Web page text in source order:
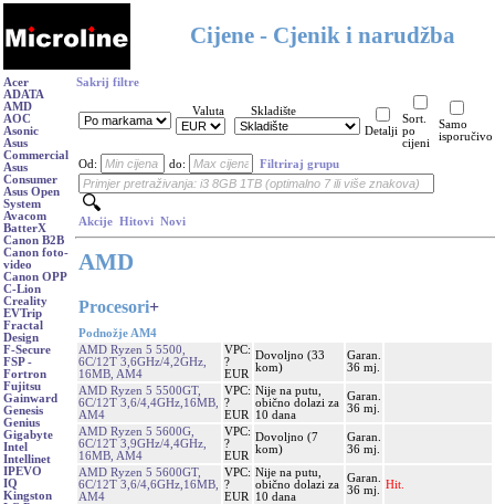
Cijene - Cjenik i narudžba
Acer
ADATA
AMD
AOC
Asonic
Asus
Commercial
Asus
Consumer
Asus Open
System
Avacom
BatterX
Canon B2B
Canon foto-
video
Canon OPP
C-Lion
Creality
EVTrip
Fractal
Design
F-Secure
FSP -
Fortron
Fujitsu
Gainward
Genesis
Genius
Gigabyte
Intel
Intellinet
IPEVO
IQ
Kingston
Sakrij filtre
Valuta
Skladište
Detalji
Sort.
po
cijeni
Samo
isporučivo
Od: do: Filtriraj grupu
Akcije Hitovi Novi
AMD
Procesori+
Podnožje AM4
AMD Ryzen 5 5500,
6C/12T 3,6GHz/4,2GHz,
16MB, AM4
VPC:
?
EUR
Dovoljno (33
kom)
Garan.
36 mj.
AMD Ryzen 5 5500GT,
6C/12T 3,6/4,4GHz,16MB,
AM4
VPC:
?
EUR
Nije na putu,
obično dolazi za
10 dana
Garan.
36 mj.
AMD Ryzen 5 5600G,
6C/12T 3,9GHz/4,4GHz,
16MB, AM4
VPC:
?
EUR
Dovoljno (7
kom)
Garan.
36 mj.
AMD Ryzen 5 5600GT,
6C/12T 3,6/4,6GHz,16MB,
AM4
VPC:
?
EUR
Nije na putu,
obično dolazi za
10 dana
Garan.
36 mj.
Hit.